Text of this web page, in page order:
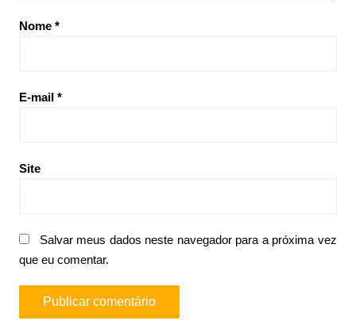
Nome *
E-mail *
Site
Salvar meus dados neste navegador para a próxima vez
que eu comentar.